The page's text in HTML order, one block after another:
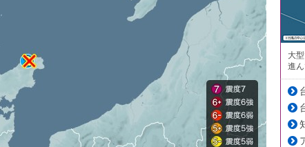
大
進